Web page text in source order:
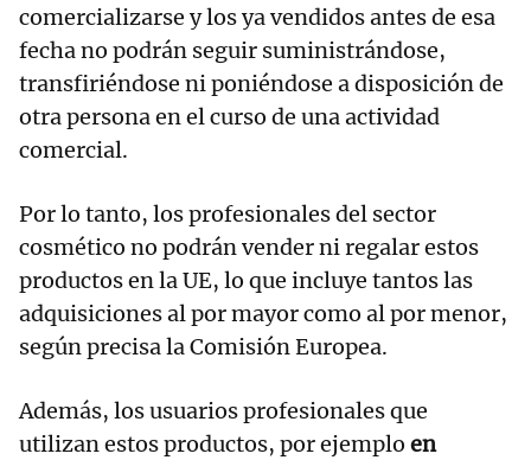
comercializarse y los ya vendidos antes de esa
fecha no podrán seguir suministrándose,
transfiriéndose ni poniéndose a disposición de
otra persona en el curso de una actividad
comercial.
Por lo tanto, los profesionales del sector
cosmético no podrán vender ni regalar estos
productos en la UE, lo que incluye tantos las
adquisiciones al por mayor como al por menor,
según precisa la Comisión Europea.
Además, los usuarios profesionales que
utilizan estos productos, por ejemplo en